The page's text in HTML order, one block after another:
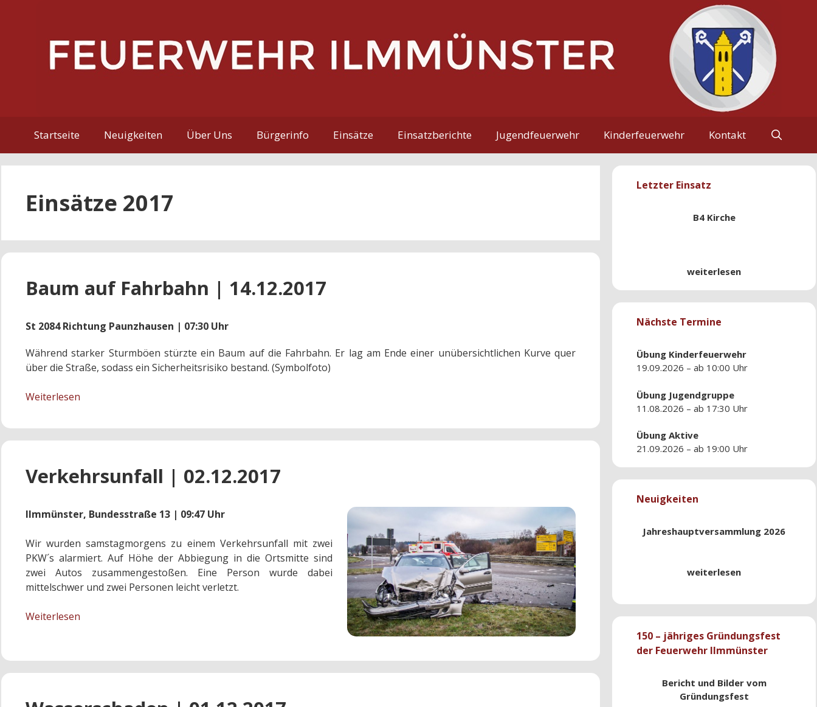
Startseite Neuigkeiten Über Uns Bürgerinfo Einsätze Einsatzberichte Jugendfeuerwehr Kinderfeuerwehr Kontakt
Einsätze 2017
Baum auf Fahrbahn | 14.12.2017
St 2084 Richtung Paunzhausen | 07:30 Uhr
Während starker Sturmböen stürzte ein Baum auf die Fahrbahn. Er lag am Ende einer unübersichtlichen Kurve quer
über die Straße, sodass ein Sicherheitsrisiko bestand. (Symbolfoto)
Weiterlesen
Fahrbahn
|
Verkehrsunfall | 02.12.2017
Ilmmünster, Bundesstraße 13 | 09:47 Uhr
Wir wurden samstagmorgens zu einem Verkehrsunfall mit zwei
PKW´s alarmiert. Auf Höhe der Abbiegung in die Ortsmitte sind
zwei Autos zusammengestoßen. Eine Person wurde dabei
mittelschwer und zwei Personen leicht verletzt.
Weiterlesen
Letzter Einsatz
B4 Kirche
weiterlesen
Nächste Termine
Übung Kinderfeuerwehr
19.09.2026 – ab 10:00 Uhr
Übung Jugendgruppe
11.08.2026 – ab 17:30 Uhr
Übung Aktive
21.09.2026 – ab 19:00 Uhr
Neuigkeiten
Jahreshauptversammlung 2026
weiterlesen
150 – jähriges Gründungsfest
der Feuerwehr Ilmmünster
Bericht und Bilder vom
Gründungsfest